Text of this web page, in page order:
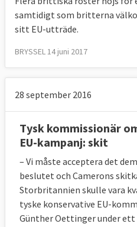
samtidigt som britterna
sitt EU-utträde.
BRYSSEL 14 juni 2017
28 september 2016
Tysk kommissionär
EU-kampanj: skit
– Vi måste acceptera det
beslutet och Camerons
Storbritannien skulle vara
tyske konservative EU-
Günther Oettinger under ett